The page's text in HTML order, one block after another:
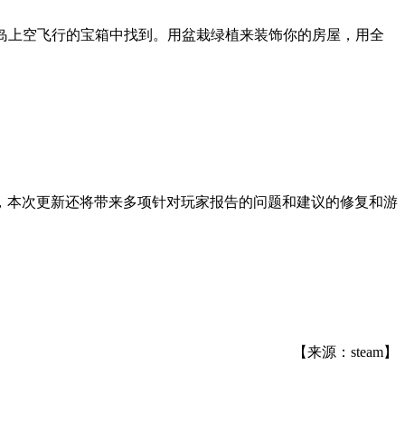
空飞行的宝箱中找到。用盆栽绿植来装饰你的房屋，用全
次更新还将带来多项针对玩家报告的问题和建议的修复和游
【来源：steam】